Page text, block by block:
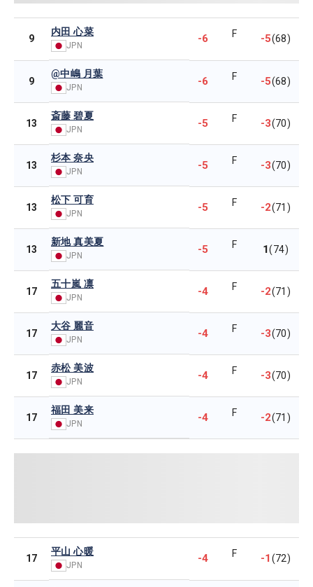
9
内田 心菜
JPN
-6 F -5(68)
9
@中嶋 月葉
JPN -6 F -5(68)
13
斎藤 碧夏
JPN -5 F -3(70)
13
杉本 奈央
JPN -5 F -3(70)
13
松下 可育
JPN -5 F -2(71)
13
新地 真美夏
JPN -5 F 1(74)
17
五十嵐 凛
JPN -4 F -2(71)
17
大谷 麗音
JPN -4 F -3(70)
17
赤松 美波
JPN -4 F -3(70)
17
福田 美来
JPN -4 F -2(71)
17
平山 心暖
JPN
-4 F -1(72)